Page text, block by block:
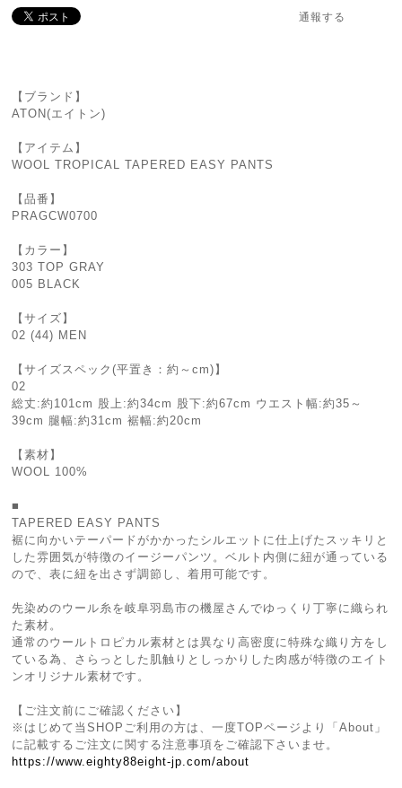
通報する
【ブランド】
ATON(エイトン)
【アイテム】
WOOL TROPICAL TAPERED EASY PANTS
【品番】
PRAGCW0700
【カラー】
303 TOP GRAY
005 BLACK
【サイズ】
02 (44) MEN
【サイズスペック(平置き：約～cm)】
02
総丈:約101cm 股上:約34cm 股下:約67cm ウエスト幅:約35～
39cm 腿幅:約31cm 裾幅:約20cm
【素材】
WOOL 100%
■
TAPERED EASY PANTS
裾に向かいテーパードがかかったシルエットに仕上げたスッキリと
した雰囲気が特徴のイージーパンツ。ベルト内側に紐が通っている
ので、表に紐を出さず調節し、着用可能です。
先染めのウール糸を岐阜羽島市の機屋さんでゆっくり丁寧に織られ
た素材。
通常のウールトロピカル素材とは異なり高密度に特殊な織り方をし
ている為、さらっとした肌触りとしっかりした肉感が特徴のエイト
ンオリジナル素材です。
【ご注文前にご確認ください】
※はじめて当SHOPご利用の方は、一度TOPページより「About」
に記載するご注文に関する注意事項をご確認下さいませ。
https://www.eighty88eight-jp.com/about